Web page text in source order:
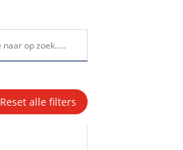
Reset alle filters